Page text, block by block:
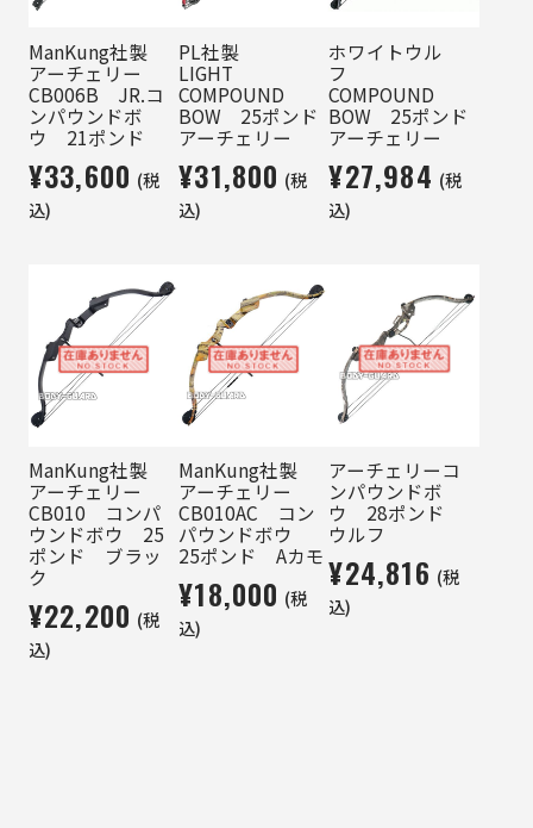
ManKung社製
アーチェリー
CB006B JR.コ
ンパウンドボ
ウ 21ポンド
¥33,600 (税
込)
PL社製
LIGHT
COMPOUND
BOW 25ポンド
アーチェリー
¥31,800 (税
込)
ホワイトウル
フ
COMPOUND
BOW 25ポンド
アーチェリー
¥27,984 (税
込)
ManKung社製
アーチェリー
CB010 コンパ
ウンドボウ 25
ポンド ブラッ
ク
¥22,200 (税
込)
ManKung社製
アーチェリー
CB010AC コン
パウンドボウ
25ポンド Aカモ
¥18,000 (税
込)
アーチェリーコ
ンパウンドボ
ウ 28ポンド
ウルフ
¥24,816 (税
込)